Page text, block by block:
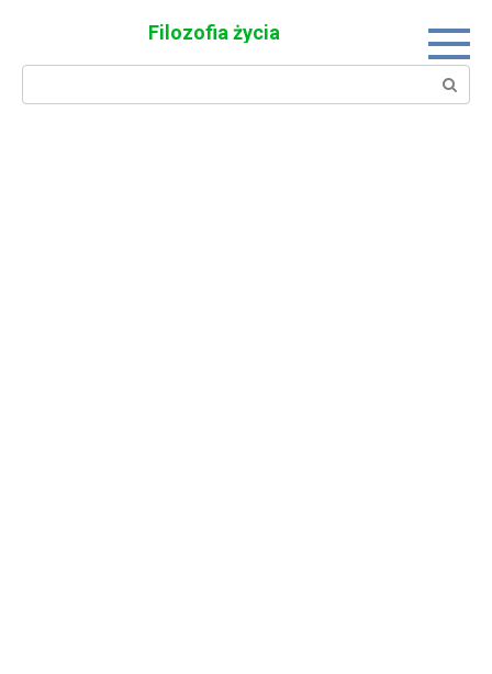
Filozofia życia
Search: